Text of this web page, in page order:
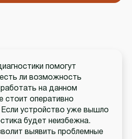
помогут
ли возможность
на данном
стоит оперативно
устройство уже вышло
будет неизбежна.
выявить проблемные